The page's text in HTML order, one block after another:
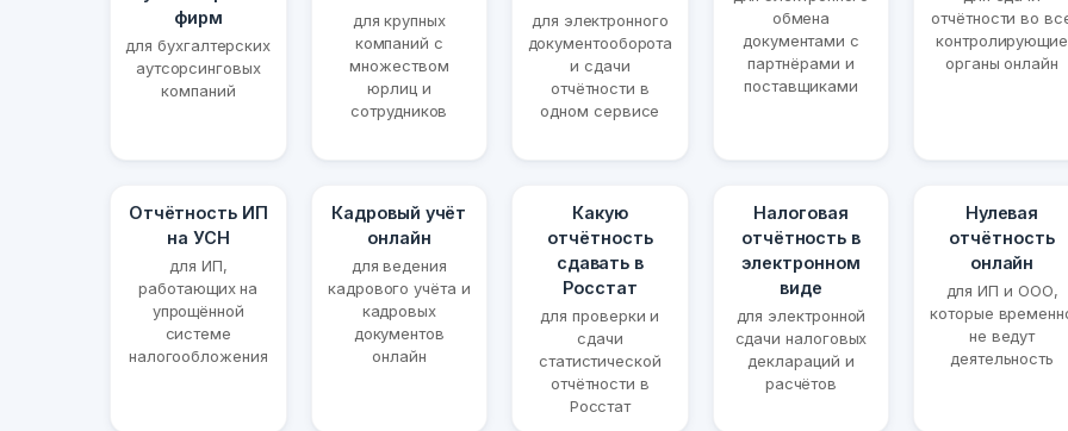
фирм
для бухгалтерских
аутсорсинговых
компаний
для крупных
компаний с
множеством
юрлиц и
сотрудников
для электронного
документооборота
и сдачи
отчётности в
одном сервисе
обмена
документами с
партнёрами и
поставщиками
отчётности во
контролирующие
органы онлайн
Отчётность ИП
на УСН
для ИП,
работающих на
упрощённой
системе
налогообложения
Кадровый учёт
онлайн
для ведения
кадрового учёта и
кадровых
документов
онлайн
Какую
отчётность
сдавать в
Росстат
для проверки и
сдачи
статистической
отчётности в
Росстат
Налоговая
отчётность в
электронном
виде
для электронной
сдачи налоговых
деклараций и
расчётов
Нулевая
отчётность
онлайн
для ИП и ООО,
которые
не ведут
деятельность